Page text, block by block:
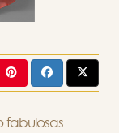
fabulosas